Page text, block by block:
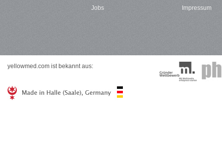
Jobs
Impressum
yellowmed.com ist bekannt aus: